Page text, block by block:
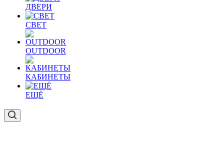
ДВЕРИ
СВЕТ
OUTDOOR
КАБИНЕТЫ
ЕЩЁ